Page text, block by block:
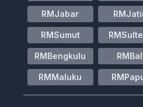
RMJabar
RMSumut
RMBengkulu
RMMaluku